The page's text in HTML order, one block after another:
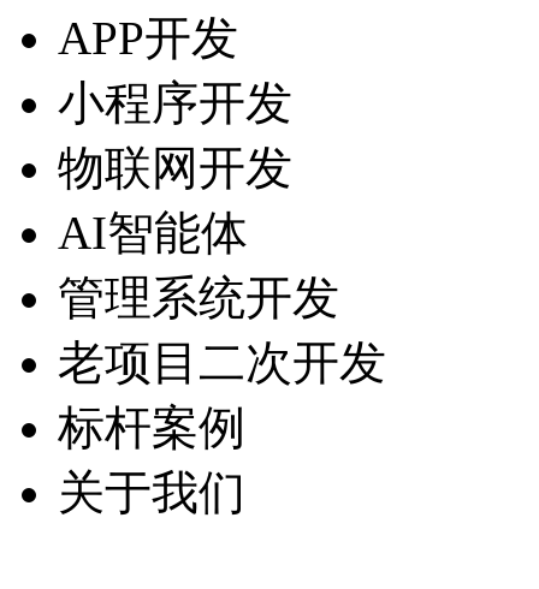
APP开发
小程序开发
物联网开发
AI智能体
管理系统开发
老项目二次开发
标杆案例
关于我们